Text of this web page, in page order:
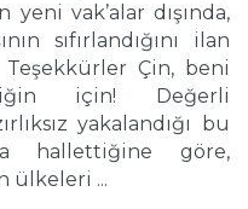
yeni vak’alar dışında,
sıfırlandığını ilan
Çin, beni
için! Değerli
yakalandığı bu
hallettiğine göre,
ülkeleri ...